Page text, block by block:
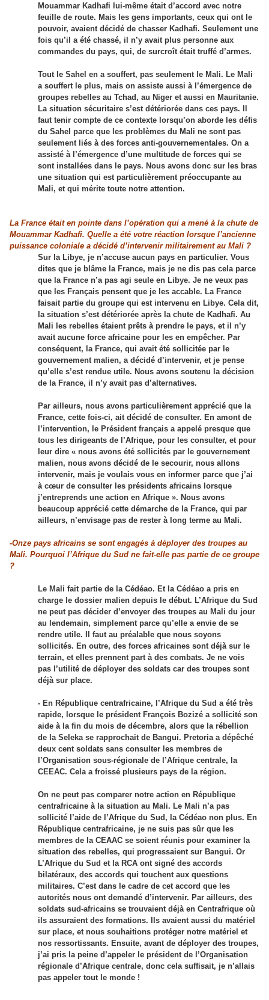
Mouammar Kadhafi lui-même était d’accord avec notre
feuille de route. Mais les gens importants, ceux qui ont le
pouvoir, avaient décidé de chasser Kadhafi. Seulement une
fois qu’il a été chassé, il n’y avait plus personne aux
commandes du pays, qui, de surcroît était truffé d’armes.
Tout le Sahel en a souffert, pas seulement le Mali. Le Mali
a souffert le plus, mais on assiste aussi à l’émergence de
groupes rebelles au Tchad, au Niger et aussi en Mauritanie.
La situation sécuritaire s’est détériorée dans ces pays. Il
faut tenir compte de ce contexte lorsqu’on aborde les défis
du Sahel parce que les problèmes du Mali ne sont pas
seulement liés à des forces anti-gouvernementales. On a
assisté à l’émergence d’une multitude de forces qui se
sont installées dans le pays. Nous avons donc sur les bras
une situation qui est particulièrement préoccupante au
Mali, et qui mérite toute notre attention.
La France était en pointe dans l’opération qui a mené à la chute de
Mouammar Kadhafi. Quelle a été votre réaction lorsque l’ancienne
puissance coloniale a décidé d’intervenir militairement au Mali ?
Sur la Libye, je n’accuse aucun pays en particulier. Vous
dites que je blâme la France, mais je ne dis pas cela parce
que la France n’a pas agi seule en Libye. Je ne veux pas
que les Français pensent que je les accable. La France
faisait partie du groupe qui est intervenu en Libye. Cela dit,
la situation s’est détériorée après la chute de Kadhafi. Au
Mali les rebelles étaient prêts à prendre le pays, et il n’y
avait aucune force africaine pour les en empêcher. Par
conséquent, la France, qui avait été sollicitée par le
gouvernement malien, a décidé d’intervenir, et je pense
qu’elle s’est rendue utile. Nous avons soutenu la décision
de la France, il n’y avait pas d’alternatives.
Par ailleurs, nous avons particulièrement apprécié que la
France, cette fois-ci, ait décidé de consulter. En amont de
l’intervention, le Président français a appelé presque que
tous les dirigeants de l’Afrique, pour les consulter, et pour
leur dire « nous avons été sollicités par le gouvernement
malien, nous avons décidé de le secourir, nous allons
intervenir, mais je voulais vous en informer parce que j’ai
à cœur de consulter les présidents africains lorsque
j’entreprends une action en Afrique ». Nous avons
beaucoup apprécié cette démarche de la France, qui par
ailleurs, n’envisage pas de rester à long terme au Mali.
-Onze pays africains se sont engagés à déployer des troupes au
Mali. Pourquoi l’Afrique du Sud ne fait-elle pas partie de ce groupe
?
Le Mali fait partie de la Cédéao. Et la Cédéao a pris en
charge le dossier malien depuis le début. L’Afrique du Sud
ne peut pas décider d’envoyer des troupes au Mali du jour
au lendemain, simplement parce qu’elle a envie de se
rendre utile. Il faut au préalable que nous soyons
sollicités. En outre, des forces africaines sont déjà sur le
terrain, et elles prennent part à des combats. Je ne vois
pas l’utilité de déployer des soldats car des troupes sont
déjà sur place.
- En République centrafricaine, l’Afrique du Sud a été très
rapide, lorsque le président François Bozizé a sollicité son
aide à la fin du mois de décembre, alors que la rébellion
de la Seleka se rapprochait de Bangui. Pretoria a dépêché
deux cent soldats sans consulter les membres de
l’Organisation sous-régionale de l’Afrique centrale, la
CEEAC. Cela a froissé plusieurs pays de la région.
On ne peut pas comparer notre action en République
centrafricaine à la situation au Mali. Le Mali n’a pas
sollicité l’aide de l’Afrique du Sud, la Cédéao non plus. En
République centrafricaine, je ne suis pas sûr que les
membres de la CEAAC se soient réunis pour examiner la
situation des rebelles, qui progressaient sur Bangui. Or
L’Afrique du Sud et la RCA ont signé des accords
bilatéraux, des accords qui touchent aux questions
militaires. C’est dans le cadre de cet accord que les
autorités nous ont demandé d’intervenir. Par ailleurs, des
soldats sud-africains se trouvaient déjà en Centrafrique où
ils assuraient des formations. Ils avaient aussi du matériel
sur place, et nous souhaitions protéger notre matériel et
nos ressortissants. Ensuite, avant de déployer des troupes,
j’ai pris la peine d’appeler le président de l’Organisation
régionale d’Afrique centrale, donc cela suffisait, je n’allais
pas appeler tout le monde !